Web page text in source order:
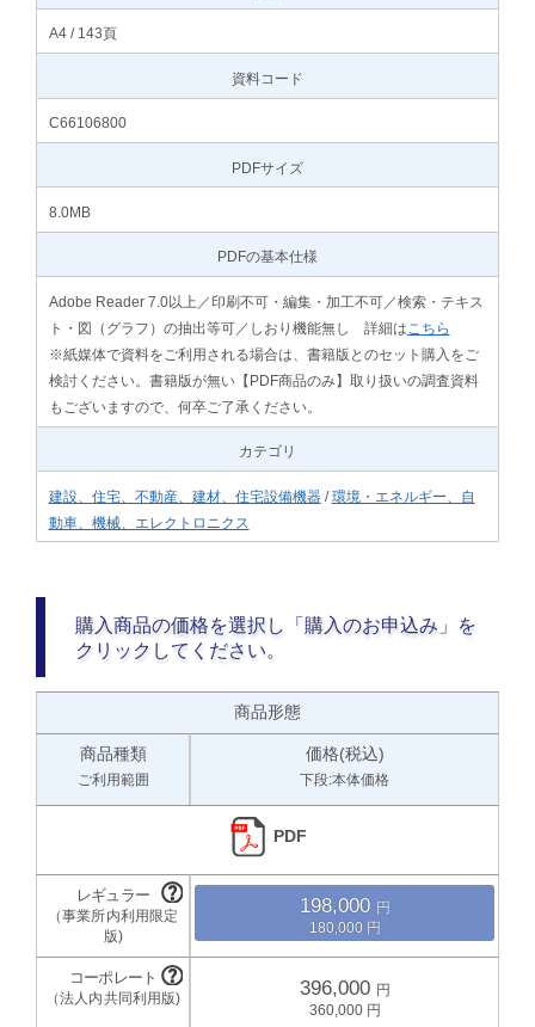
A4 / 143頁
資料コード
C66106800
PDFサイズ
8.0MB
PDFの基本仕様
Adobe Reader 7.0以上／印刷不可・編集・加工不可／検索・テキス
ト・図（グラフ）の抽出等可／しおり機能無し 詳細は こちら
※紙媒体で資料をご利用される場合は、書籍版とのセット購入をご
検討ください。書籍版が無い【PDF商品のみ】取り扱いの調査資料
もございますので、何卒ご了承ください。
カテゴリ
建設、住宅、不動産、建材、住宅設備機器/環境・エネルギー、自
動車、機械、エレクトロニクス
購入商品の価格を選択し「購入のお申込み」を
クリックしてください。
商品形態
商品種類
ご利用範囲
価格(税込)
下段:本体価格
PDF
198,000
180,000
396,000
360,000